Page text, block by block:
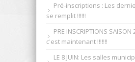
Pré-inscriptions : Les
se remplit !!!!!!
PRE INSCRIPTIONS SAISON
c'est maintenant !!!!!!!
LE 8 JUIN: Les salles